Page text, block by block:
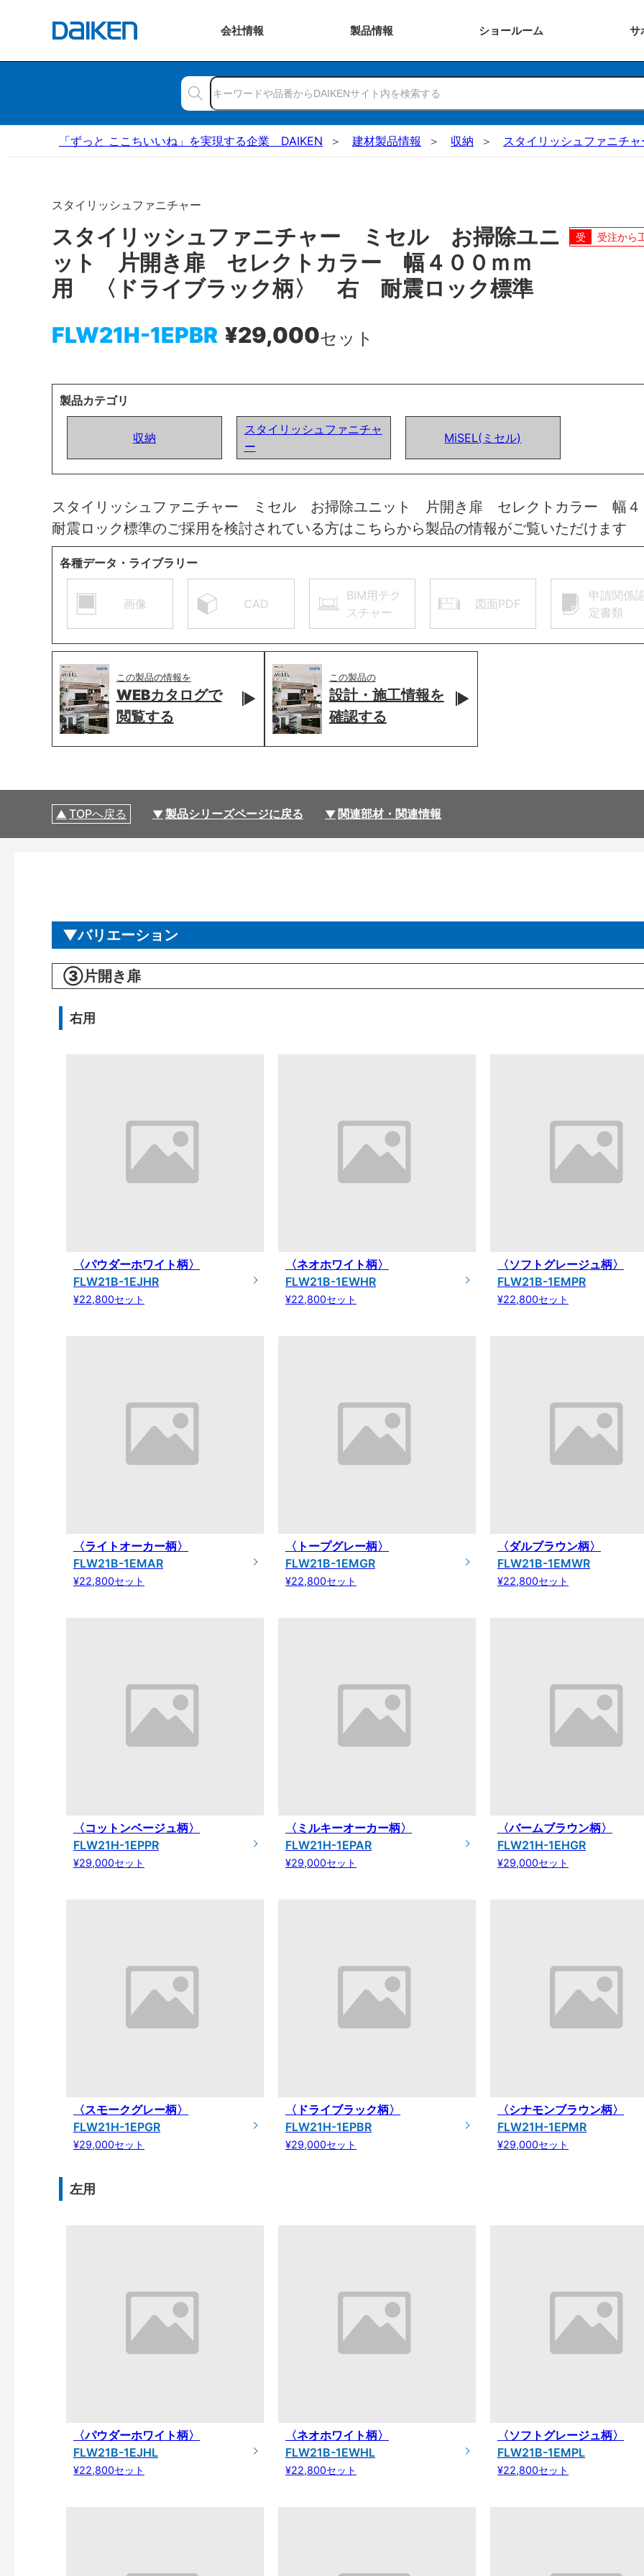
会社情報 製品情報 ショールーム サ
「ずっと ここちいいね」を実現する企業 DAIKEN 建材製品情報 収納 スタイリッシュファニチャ
スタイリッシュファニチャー
スタイリッシュファニチャー ミセル お掃除ユニ
ット 片開き扉 セレクトカラー 幅４００ｍｍ
用 〈ドライブラック柄〉 右 耐震ロック標準
FLW21H-1EPBR ¥29,000セット
受注から
製品カテゴリ
収納
スタイリッシュファニチャ
ー
MiSEL(ミセル)
スタイリッシュファニチャー ミセル お掃除ユニット 片開き扉 セレクトカラー 幅
耐震ロック標準のご採用を検討されている方はこちらから製品の情報がご覧いただけます
各種データ・ライブラリー
画像 CAD
BIM用テク
スチャー
図面PDF
申請関係
定書類
この製品の情報を
WEBカタログで
閲覧する
この製品の
設計・施工情報を
確認する
TOPへ戻る 製品シリーズページに戻る 関連部材・関連情報
バリエーション
③片開き扉
右用
〈パウダーホワイト柄〉
FLW21B-1EJHR
¥22,800セット
〈ネオホワイト柄〉
FLW21B-1EWHR
¥22,800セット
〈ソフトグレージュ柄〉
FLW21B-1EMPR
¥22,800セット
〈ライトオーカー柄〉
FLW21B-1EMAR
¥22,800セット
〈トープグレー柄〉
FLW21B-1EMGR
¥22,800セット
〈ダルブラウン柄〉
FLW21B-1EMWR
¥22,800セット
〈コットンベージュ柄〉
FLW21H-1EPPR
¥29,000セット
〈ミルキーオーカー柄〉
FLW21H-1EPAR
¥29,000セット
〈バームブラウン柄〉
FLW21H-1EHGR
¥29,000セット
〈スモークグレー柄〉
FLW21H-1EPGR
¥29,000セット
〈ドライブラック柄〉
FLW21H-1EPBR
¥29,000セット
〈シナモンブラウン柄〉
FLW21H-1EPMR
¥29,000セット
左用
〈パウダーホワイト柄〉
FLW21B-1EJHL
¥22,800セット
〈ネオホワイト柄〉
FLW21B-1EWHL
¥22,800セット
〈ソフトグレージュ柄〉
FLW21B-1EMPL
¥22,800セット